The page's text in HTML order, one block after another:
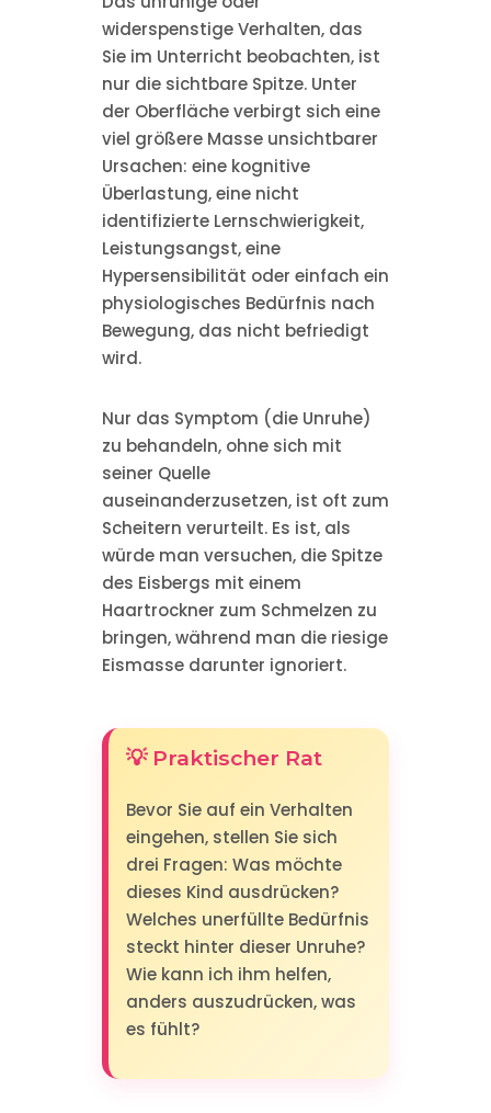
widerspenstige Verhalten, das
Sie im Unterricht beobachten, ist
nur die sichtbare Spitze. Unter
der Oberfläche verbirgt sich eine
viel größere Masse unsichtbarer
Ursachen: eine kognitive
Überlastung, eine nicht
identifizierte Lernschwierigkeit,
Leistungsangst, eine
Hypersensibilität oder einfach ein
physiologisches Bedürfnis nach
Bewegung, das nicht befriedigt
wird.
Nur das Symptom (die Unruhe)
zu behandeln, ohne sich mit
seiner Quelle
auseinanderzusetzen, ist oft zum
Scheitern verurteilt. Es ist, als
würde man versuchen, die Spitze
des Eisbergs mit einem
Haartrockner zum Schmelzen zu
bringen, während man die riesige
Eismasse darunter ignoriert.
💡 Praktischer Rat
Bevor Sie auf ein Verhalten
eingehen, stellen Sie sich
drei Fragen: Was möchte
dieses Kind ausdrücken?
Welches unerfüllte Bedürfnis
steckt hinter dieser Unruhe?
Wie kann ich ihm helfen,
anders auszudrücken, was
es fühlt?